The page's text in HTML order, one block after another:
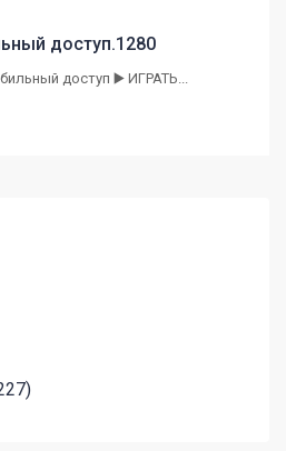
доступ.1280
доступ ▶️ ИГРАТЬ...